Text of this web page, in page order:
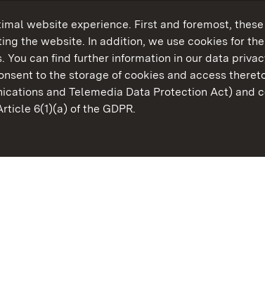
website experience. First and foremost, these
the website. In addition, we use cookies for
You can find further information in our data
to the storage of cookies and access
and Telemedia Data Protection Act) and
6(1)(a) of the GDPR.
Wuerttemberg